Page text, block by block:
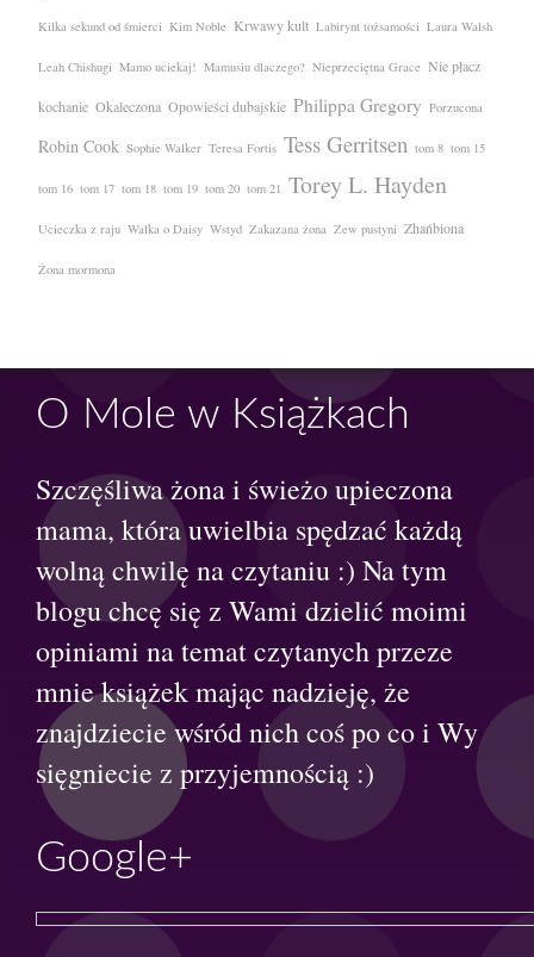
Kilka sekund od śmierci Kim Noble Krwawy kult Labirynt tożsamości Laura Walsh
Leah Chishugi Mamo uciekaj! Mamusiu dlaczego? Nieprzeciętna Grace Nie płacz
kochanie Okaleczona Opowieści dubajskie Philippa Gregory Porzucona
Robin Cook Sophie Walker Teresa Fortis Tess Gerritsen tom 8 tom 15
tom 16 tom 17 tom 18 tom 19 tom 20 tom 21 Torey L. Hayden
Ucieczka z raju Walka o Daisy Wstyd Zakazana żona Zew pustyni Zhańbiona
Żona mormona
O Mole w Książkach
Szczęśliwa żona i świeżo upieczona
mama, która uwielbia spędzać każdą
wolną chwilę na czytaniu :) Na tym
blogu chcę się z Wami dzielić moimi
opiniami na temat czytanych przeze
mnie książek mając nadzieję, że
znajdziecie wśród nich coś po co i Wy
sięgniecie z przyjemnością :)
Google+